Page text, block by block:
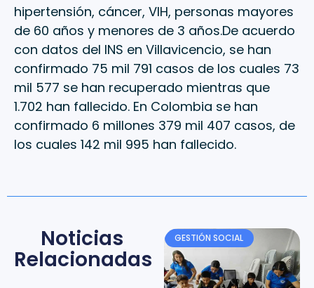
hipertensión, cáncer, VIH, personas mayores
de 60 años y menores de 3 años.De acuerdo
con datos del INS en Villavicencio, se han
confirmado 75 mil 791 casos de los cuales 73
mil 577 se han recuperado mientras que
1.702 han fallecido. En Colombia se han
confirmado 6 millones 379 mil 407 casos, de
los cuales 142 mil 995 han fallecido.
Noticias
Relacionadas
GESTIÓN SOCIAL